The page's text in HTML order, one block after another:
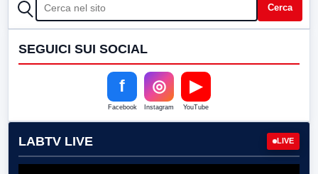
CERCA Cerca
SEGUICI SUI SOCIAL
f
Facebook
◎
Instagram
▶
YouTube
LABTV LIVE LIVE